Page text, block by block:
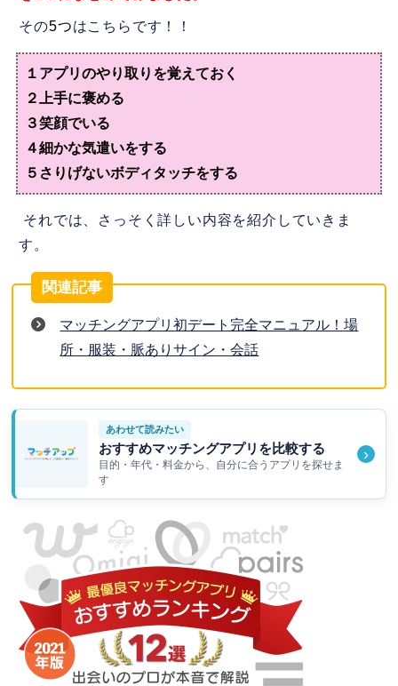
その5つはこちらです！！
１アプリのやり取りを覚えておく
２上手に褒める
３笑顔でいる
４細かな気遣いをする
５さりげないボディタッチをする
それでは、さっそく詳しい内容を紹介していきま
す。
マッチングアプリ初デート完全マニュアル！場
所・服装・脈ありサイン・会話
あわせて読みたい
おすすめマッチングアプリを比較する
目的・年代・料金から、自分に合うアプリを探せま
す
›